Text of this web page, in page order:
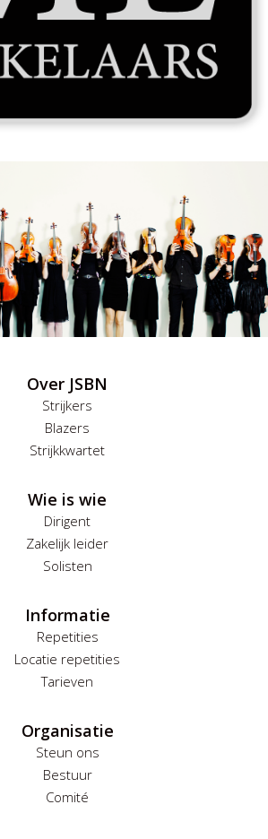
Over JSBN
Strijkers
Blazers
Strijkkwartet
Wie is wie
Dirigent
Zakelijk leider
Solisten
Informatie
Repetities
Locatie repetities
Tarieven
Organisatie
Steun ons
Bestuur
Comité